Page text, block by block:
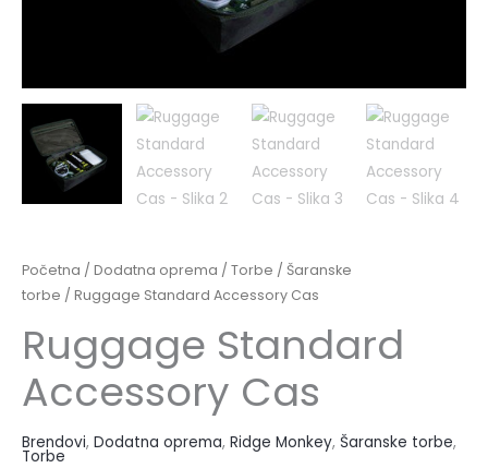
Početna / Dodatna oprema / Torbe / Šaranske
torbe / Ruggage Standard Accessory Cas
Ruggage Standard
Accessory Cas
Brendovi, Dodatna oprema, Ridge Monkey, Šaranske torbe,
Torbe